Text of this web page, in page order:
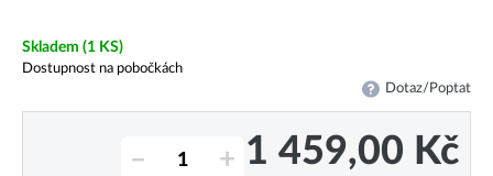
Skladem (1 KS)
Dostupnost na pobočkách
Dotaz/Poptat
– + 1 459,00 Kč